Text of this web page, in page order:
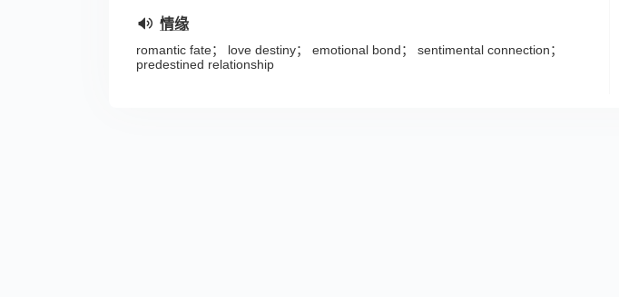
情缘
romantic fate； love destiny； emotional bond； sentimental connection；
predestined relationship